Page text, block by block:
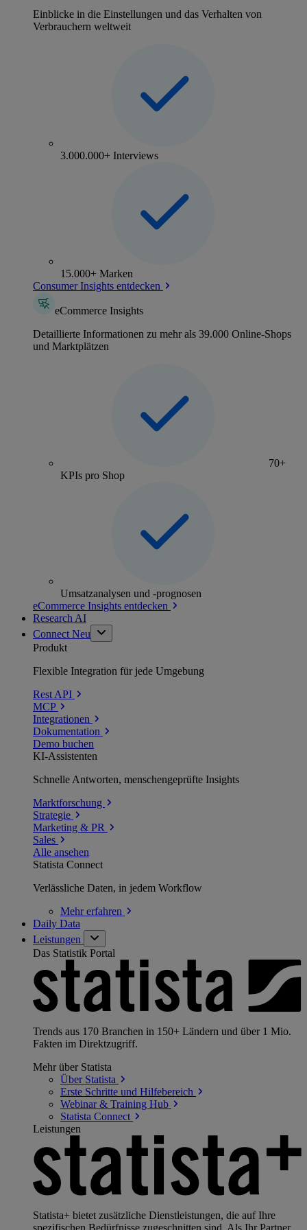
Einblicke in die Einstellungen und das Verhalten von
Verbrauchern weltweit
3.000.000+ Interviews
15.000+ Marken
Consumer Insights entdecken
eCommerce Insights
Detaillierte Informationen zu mehr als 39.000 Online-Shops
und Marktplätzen
70+
KPIs pro Shop
Umsatzanalysen und -prognosen
eCommerce Insights entdecken
Research AI
Connect Neu
Produkt
Flexible Integration für jede Umgebung
Rest API
MCP
Integrationen
Dokumentation
Demo buchen
KI-Assistenten
Schnelle Antworten, menschengeprüfte Insights
Marktforschung
Strategie
Marketing & PR
Sales
Alle ansehen
Statista Connect
Verlässliche Daten, in jedem Workflow
Mehrerfahren
Daily Data
Leistungen
Das Statistik Portal
Trends aus 170 Branchen in 150+ Ländern und über 1 Mio.
Fakten im Direktzugriff.
Mehr über Statista
Über Statista
Erste Schritte und Hilfebereich
Webinar & Training Hub
Statista Connect
Leistungen
Statista+ bietet zusätzliche Dienstleistungen, die auf Ihre
spezifischen Bedürfnisse zugeschnitten sind. Als Ihr Partner